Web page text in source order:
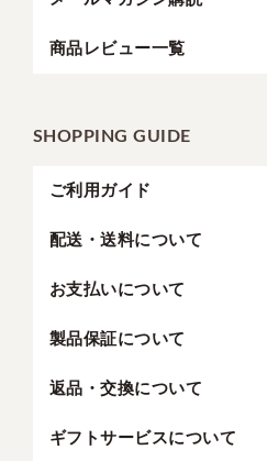
商品レビュー一覧
SHOPPING GUIDE
ご利用ガイド
配送・送料について
お支払いについて
製品保証について
返品・交換について
ギフトサービスについて